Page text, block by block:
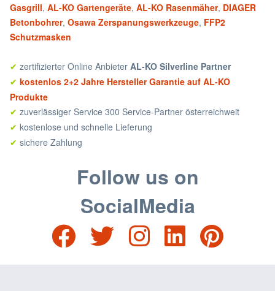
Gasgrill, AL-KO Gartengeräte, AL-KO Rasenmäher, DIAGER
Betonbohrer, Osawa Zerspanungswerkzeuge, FFP2
Schutzmasken
✔ zertifizierter Online Anbieter AL-KO Silverline Partner
✔ kostenlos 2+2 Jahre Hersteller Garantie auf AL-KO
Produkte
✔ zuverlässiger Service 300 Service-Partner österreichweit
✔ kostenlose und schnelle Lieferung
✔ sichere Zahlung
Follow us on
SocialMedia